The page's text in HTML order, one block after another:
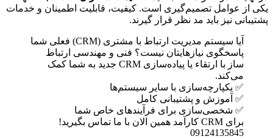
یکی از عوامل تصمیم‌گیری است. کیفیت، قابلیت اطمینان و خدمات
پشتیبانی نیز باید مد نظر قرار گیرند.
آیا سیستم مدیریت ارتباط با مشتری (CRM) فعلی شما
پاسخگوی نیازهایتان نیست؟ فنی و مهندسی ارتباط
ساز با ارتقاء یا پیاده‌سازی CRM جدید به شما کمک
می‌کند.
✅ یکپارچه‌سازی با سایر سیستم‌ها
✅ آموزش و پشتیبانی کامل
✅ شخصی‌سازی برای فرآیندهای خاص شما
برای CRM کارآمد همین الان با ما تماس بگیرید!
09124135845